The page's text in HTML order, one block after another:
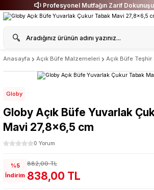
Profesyonel Mutfağın Zarif
Anasayfa Açık Büfe Malzemeleri Açık Büfe Teşhir
Globy
Globy Açık Büfe Yuvarlak
Mavi 27,8x6,5 cm
0 Yorum
%5
İndirim
882,00 TL
838,00 TL